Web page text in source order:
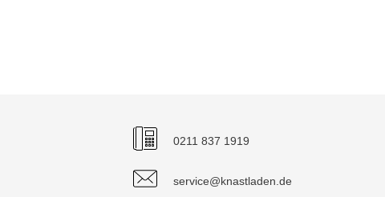
0211 837 1919
service@knastladen.de